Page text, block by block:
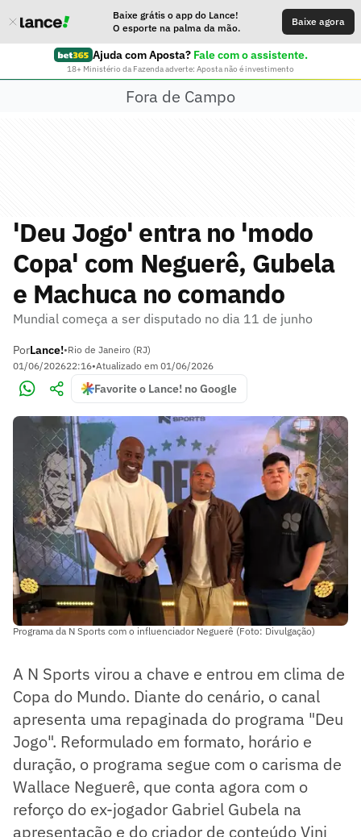
Baixe grátis o app do Lance!
O esporte na palma da mão.
Baixe agora
Ajuda com Aposta? Fale com o assistente.
18+ Ministério da Fazenda adverte: Aposta não é investimento
Fora de Campo
'Deu Jogo' entra no 'modo
Copa' com Neguerê, Gubela
e Machuca no comando
Mundial começa a ser disputado no dia 11 de junho
PorLance!•Rio de Janeiro (RJ)
01/06/202622:16•Atualizado em 01/06/2026
Favorite o Lance! no Google
Programa da N Sports com o influenciador Neguerê (Foto: Divulgação)
A N Sports virou a chave e entrou em clima de
Copa do Mundo. Diante do cenário, o canal
apresenta uma repaginada do programa "Deu
Jogo". Reformulado em formato, horário e
duração, o programa segue com o carisma de
Wallace Neguerê, que conta agora com o
reforço do ex-jogador Gabriel Gubela na
apresentação e do criador de conteúdo Vini